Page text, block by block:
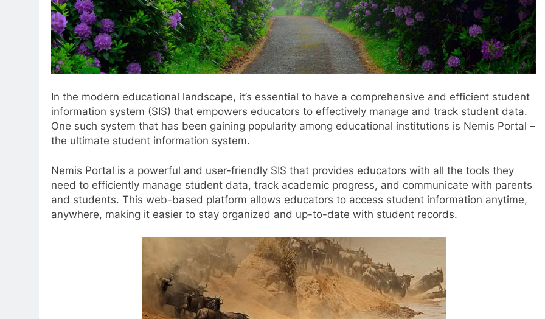
In the modern educational landscape, it’s essential to have a comprehensive and efficient student
information system (SIS) that empowers educators to effectively manage and track student data.
One such system that has been gaining popularity among educational institutions is Nemis Portal –
the ultimate student information system.
Nemis Portal is a powerful and user-friendly SIS that provides educators with all the tools they
need to efficiently manage student data, track academic progress, and communicate with parents
and students. This web-based platform allows educators to access student information anytime,
anywhere, making it easier to stay organized and up-to-date with student records.